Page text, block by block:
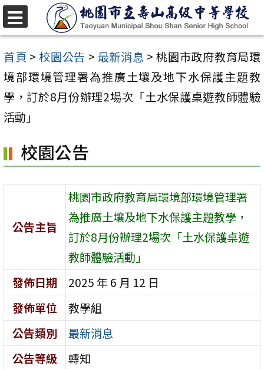
跳
至
主
要
內
容
首頁 > 校園公告 > 最新消息 > 桃園市政府教育局環
境部環境管理署為推廣土壤及地下水保護主題教
學，訂於8月份辦理2場次「土水保護桌遊教師體驗
活動」
校園公告
公告主旨
桃園市政府教育局環境部環境管理署
為推廣土壤及地下水保護主題教學，
訂於8月份辦理2場次「土水保護桌遊
教師體驗活動」
發佈日期
2025 年 6 月 12 日
發佈單位
教學組
公告類別
最新消息
公告等級
轉知
選
單